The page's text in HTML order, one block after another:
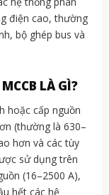
điện cao, thường
bộ ghép bus và
LÀ GÌ?
hoặc cấp nguồn
(thường là 630–
hơn và các tùy
sử dụng trên
(16–2500 A),
hết các hệ